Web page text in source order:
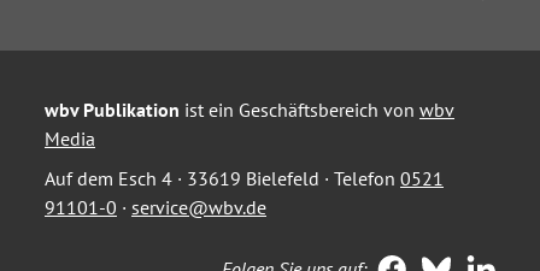
wbv Publikation ist ein Geschäftsbereich von wbv
Media
Auf dem Esch 4 · 33619 Bielefeld · Telefon 0521
91101-0 · service@wbv.de